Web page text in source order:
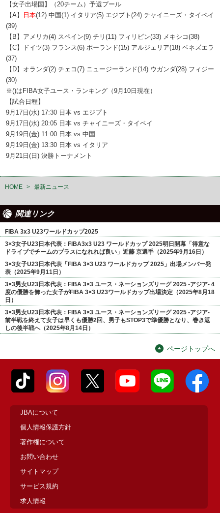
【女子出場国】（20チーム）予選プール
【A】
日本(12) 中国(1) イタリア(5) エジプト(24) チャイニーズ・タイペイ
(39)
【B】アメリカ(4) スペイン(9) チリ(11) フィリピン(33) メキシコ(38)
【C】ドイツ(3) フランス(6) ポーランド(15) アルジェリア(18) ベネズエラ
(37)
【D】オランダ(2) チェコ(7) ニュージーランド(14) ウガンダ(28) フィジー
(30)
※()はFIBA女子ユース・ランキング（9月10日現在）
【試合日程】
9月17日(水) 17:30 日本 vs エジプト
9月17日(水) 20:05 日本 vs チャイニーズ・タイペイ
9月19日(金) 11:00 日本 vs 中国
9月19日(金) 13:30 日本 vs イタリア
9月21日(日) 決勝トーナメント
HOME > 最新ニュース
関連リンク
FIBA 3x3 U23ワールドカップ2025
3×3女子U23日本代表：FIBA3x3 U23 ワールドカップ 2025明日開幕「得意な
ドライブでチームのプラスになれれば良い」近藤 京選手（2025年9月16日）
3×3女子U23日本代表「FIBA 3×3 U23 ワールドカップ 2025」出場メンバー発
表（2025年9月11日）
3×3男女U23日本代表：FIBA 3×3 ユース・ネーションズリーグ 2025 -アジア- 4
度の優勝を飾った女子がFIBA 3×3 U23ワールドカップ出場決定（2025年8月18
日）
3×3男女U23日本代表：FIBA 3×3 ユース・ネーションズリーグ 2025 -アジア-
前半戦を終えて女子は早くも優勝2回、男子もSTOP3で準優勝となり、巻き返
しの後半戦へ（2025年8月14日）
ページトップへ
JBAについて
個人情報保護方針
著作権について
お問い合わせ
サイトマップ
サービス規約
求人情報